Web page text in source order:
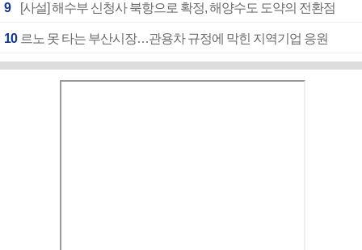
9 [사설] 해수부 신청사 북항으로 확정, 해양수도 도약의 전환점
10 르노 못 타는 부산시장…관용차 규정에 막힌 지역기업 응원